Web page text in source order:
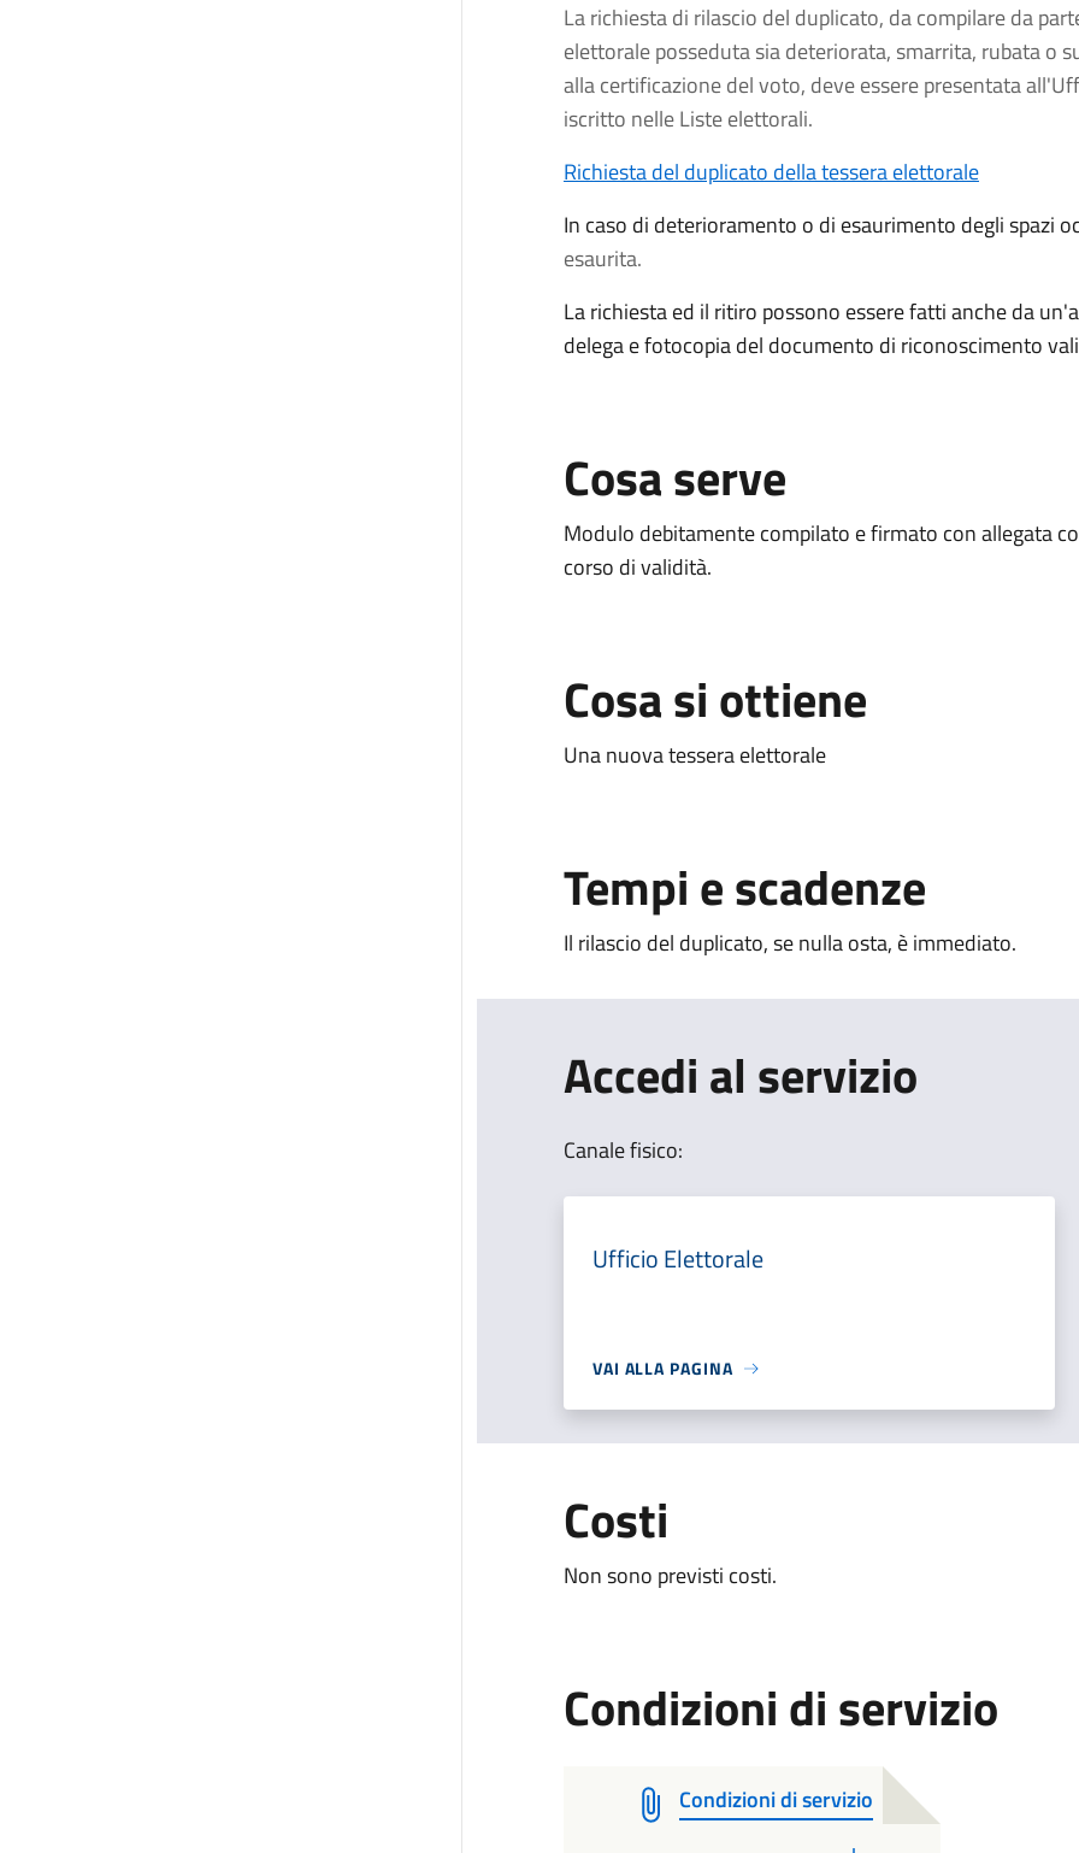
La richiesta di rilascio del duplicato, da compilare da
elettorale posseduta sia deteriorata, smarrita, rubata o
alla certificazione del voto, deve essere presentata
iscritto nelle Liste elettorali.
Richiesta del duplicato della tessera elettorale
In caso di deterioramento o di esaurimento degli spazi
esaurita.
La richiesta ed il ritiro possono essere fatti anche da
delega e fotocopia del documento di riconoscimento
Cosa serve
Modulo debitamente compilato e firmato con allegata
corso di validità.
Cosa si ottiene
Una nuova tessera elettorale
Tempi e scadenze
Il rilascio del duplicato, se nulla osta, è immediato.
Accedi al servizio
Canale fisico:
Ufficio Elettorale
VAI ALLA PAGINA
Costi
Non sono previsti costi.
Condizioni di servizio
Condizioni di servizio